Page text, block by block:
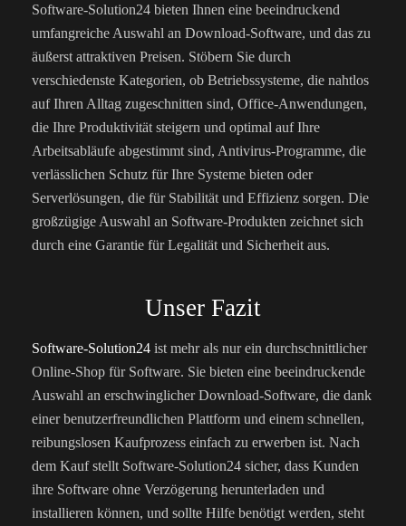
Software-Solution24 bieten Ihnen eine beeindruckend
umfangreiche Auswahl an Download-Software, und das zu
äußerst attraktiven Preisen. Stöbern Sie durch
verschiedenste Kategorien, ob Betriebssysteme, die nahtlos
auf Ihren Alltag zugeschnitten sind, Office-Anwendungen,
die Ihre Produktivität steigern und optimal auf Ihre
Arbeitsabläufe abgestimmt sind, Antivirus-Programme, die
verlässlichen Schutz für Ihre Systeme bieten oder
Serverlösungen, die für Stabilität und Effizienz sorgen. Die
großzügige Auswahl an Software-Produkten zeichnet sich
durch eine Garantie für Legalität und Sicherheit aus.
Unser Fazit
Software-Solution24 ist mehr als nur ein durchschnittlicher
Online-Shop für Software. Sie bieten eine beeindruckende
Auswahl an erschwinglicher Download-Software, die dank
einer benutzerfreundlichen Plattform und einem schnellen,
reibungslosen Kaufprozess einfach zu erwerben ist. Nach
dem Kauf stellt Software-Solution24 sicher, dass Kunden
ihre Software ohne Verzögerung herunterladen und
installieren können, und sollte Hilfe benötigt werden, steht